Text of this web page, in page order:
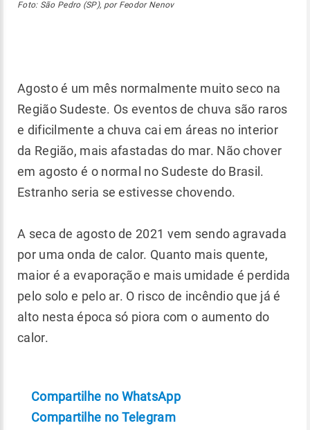
Foto: São Pedro (SP), por Feodor Nenov
Agosto é um mês normalmente muito seco na
Região Sudeste. Os eventos de chuva são raros
e dificilmente a chuva cai em áreas no interior
da Região, mais afastadas do mar. Não chover
em agosto é o normal no Sudeste do Brasil.
Estranho seria se estivesse chovendo.
A seca de agosto de 2021 vem sendo agravada
por uma onda de calor. Quanto mais quente,
maior é a evaporação e mais umidade é perdida
pelo solo e pelo ar. O risco de incêndio que já é
alto nesta época só piora com o aumento do
calor.
Compartilhe no WhatsApp
Compartilhe no Telegram